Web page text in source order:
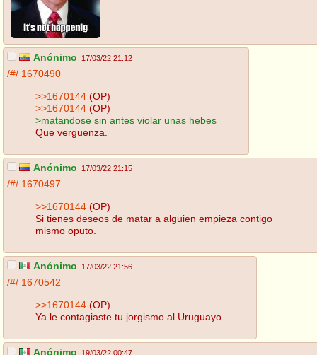
Anónimo 17/03/22 21:12
/#/ 1670490
>>1670144 (OP)
>>1670144 (OP)
>matandose sin antes violar unas hebes
Que verguenza.
Anónimo 17/03/22 21:15
/#/ 1670497
>>1670144 (OP)
Si tienes deseos de matar a alguien empieza contigo
mismo oputo.
Anónimo 17/03/22 21:56
/#/ 1670542
>>1670144 (OP)
Ya le contagiaste tu jorgismo al Uruguayo.
Anónimo 19/03/22 00:47